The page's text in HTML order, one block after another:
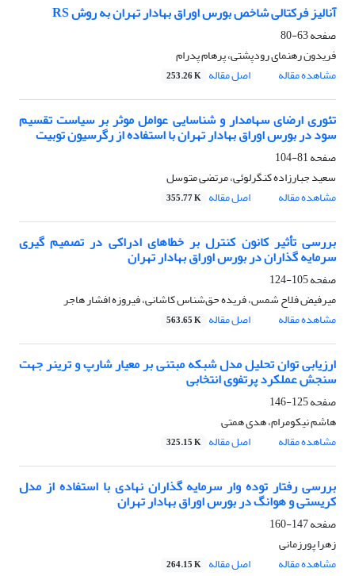
آنالیز فرکتالی شاخص بورس اوراق بهادار تهران به روش RS
صفحه63-80
فریدون رهنمای رودپشتی، پرهام پدرام
مشاهده مقاله
اصل مقاله 253.26 K
تئوری ارضای سهامدار و شناسایی عوامل موثر بر سیاست تقسیم
سود در بورس اوراق بهادار تهران با استفاده از رگرسیون توبیت
صفحه81-104
سعید جبارزاده کنگرلوئی، مرتضی متوسل
مشاهده مقاله
اصل مقاله 355.77 K
بررسی تأثیر کانون کنترل بر خطاهای ادراکی در تصمیم گیری
سرمایه گذاران در بورس اوراق بهادار تهران
صفحه105-124
میرفیض فلاح شمس، فریده حق‌شناس کاشانی، فیروزه افشار هاجر
مشاهده مقاله
اصل مقاله 563.65 K
ارزیابی توان تحلیل مدل شبکه مبتنی بر معیار شارپ و ترینر جهت
سنجش عملکرد پرتفوی انتخابی
صفحه125-146
هاشم نیکومرام، هدی همتی
مشاهده مقاله
اصل مقاله 325.15 K
بررسی رفتار توده وار سرمایه گذاران نهادی با استفاده از مدل
کریستی و هوانگ در بورس اوراق بهادار تهران
صفحه147-160
زهرا پورزمانی
مشاهده مقاله
اصل مقاله 264.15 K